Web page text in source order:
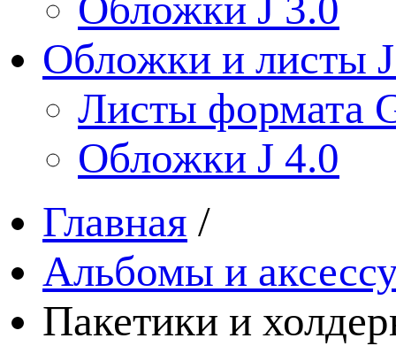
Обложки и листы
Листы формата
Обложки J 4.0
Главная /
Альбомы и
Пакетики и